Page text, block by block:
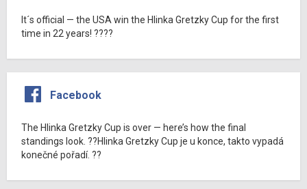
It´s official — the USA win the Hlinka Gretzky Cup for the first
time in 22 years! ????
Facebook
The Hlinka Gretzky Cup is over — here’s how the final
standings look. ??Hlinka Gretzky Cup je u konce, takto vypadá
konečné pořadí. ??